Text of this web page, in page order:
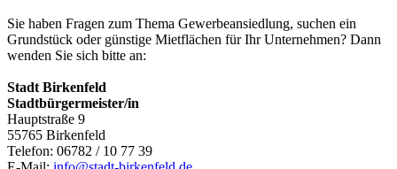
Sie haben Fragen zum Thema Gewerbeansiedlung, suchen ein
Grundstück oder günstige Mietflächen für Ihr Unternehmen? Dann
wenden Sie sich bitte an:
Stadt Birkenfeld
Stadtbürgermeister/in
Hauptstraße 9
55765 Birkenfeld
Telefon: 06782 / 10 77 39